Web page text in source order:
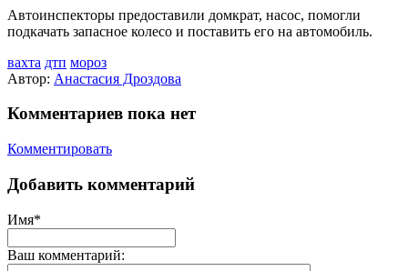
Автоинспекторы предоставили домкрат, насос, помогли
подкачать запасное колесо и поставить его на автомобиль.
вахта дтп мороз
Автор: Анастасия Дроздова
Комментариев пока нет
Комментировать
Добавить комментарий
Имя*
Ваш комментарий: